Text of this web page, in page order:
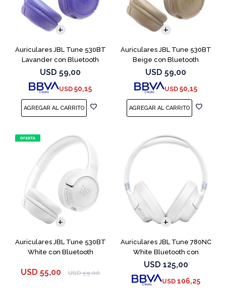
Auriculares JBL Tune 530BT
Lavander con Bluetooth
USD 59,00
USD 50,15
Auriculares JBL Tune 530BT
Beige con Bluetooth
USD 59,00
USD 50,15
Auriculares JBL Tune 530BT
White con Bluetooth
USD 55,00 USD 59,00
Auriculares JBL Tune 780NC
White Bluetooth con
Micrófono
USD 125,00
USD 106,25